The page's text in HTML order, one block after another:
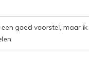
goed voorstel, maar